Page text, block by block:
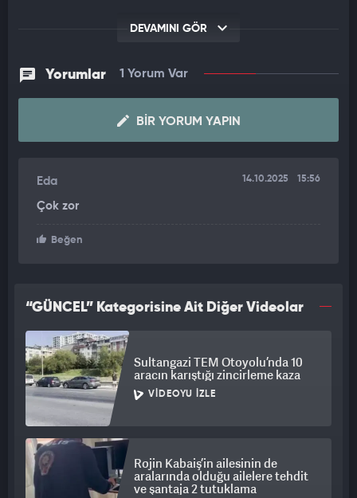
DEVAMINI GÖR
Yorumlar 1 Yorum Var
BIR YORUM YAPIN
Eda 14.10.2025 15:56
Çok zor
Beğen
“GÜNCEL” Kategorisine Ait Diğer Videolar
Sultangazi TEM Otoyolu’nda 10
aracın karıştığı zincirleme kaza
VIDEOYU İZLE
Rojin Kabaiş’in ailesinin de
aralarında olduğu ailelere tehdit
ve şantaja 2 tutuklama